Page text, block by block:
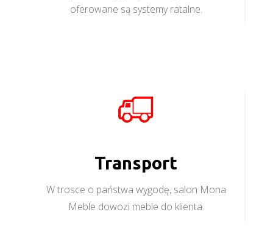
oferowane są systemy ratalne.
Transport
W trosce o państwa wygodę, salon Mona
Meble dowozi meble do klienta.